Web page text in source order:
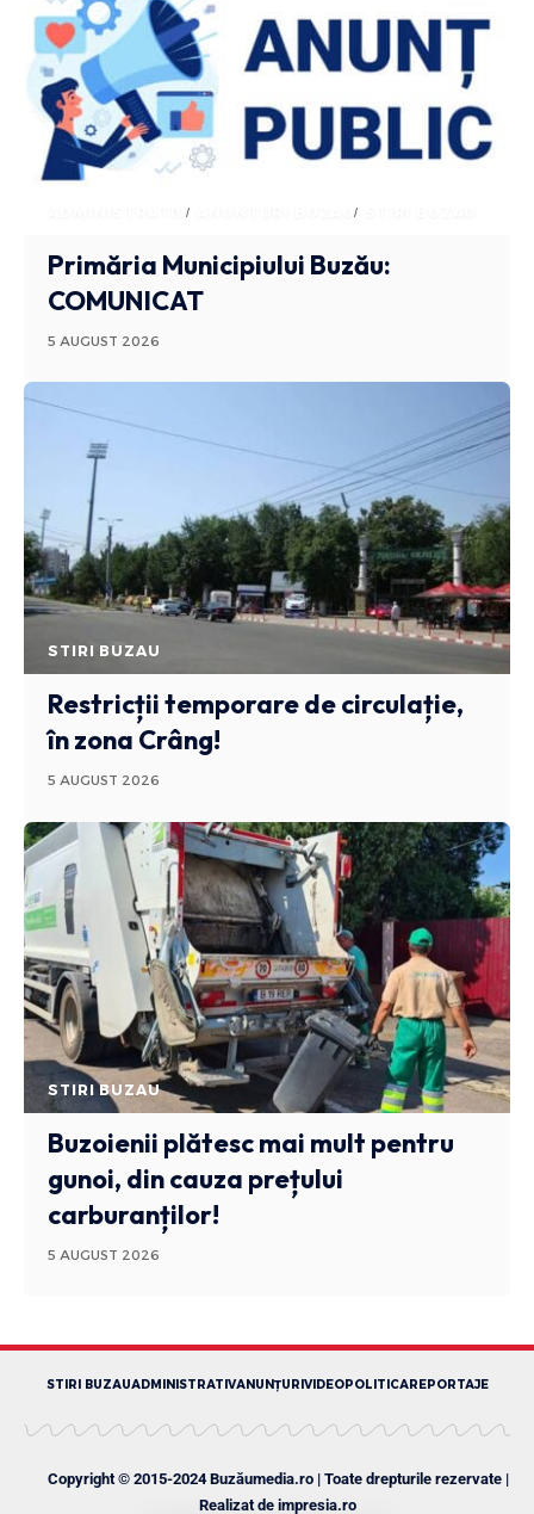
ADMINISTRATIV ANUNTURI BUZAU
Primăria Municipiului Buzău:
COMUNICAT
5 AUGUST 2026
STIRI BUZAU
Restricții temporare de circulație,
în zona Crâng!
5 AUGUST 2026
STIRI BUZAU
Buzoienii plătesc mai mult pentru
gunoi, din cauza prețului
carburanților!
5 AUGUST 2026
STIRI BUZAUADMINISTRATIVANUNȚURIVIDEOPOLITICAREPORTAJE
Copyright © 2015-2024 Buzăumedia.ro | Toate drepturile rezervate |
Realizat de impresia.ro